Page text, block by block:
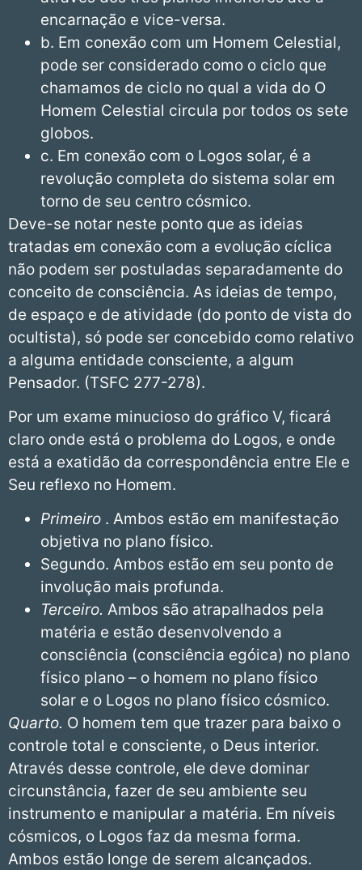
encarnação e vice-versa.
b. Em conexão com um Homem Celestial,
pode ser considerado como o ciclo que
chamamos de ciclo no qual a vida do O
Homem Celestial circula por todos os sete
globos.
c. Em conexão com o Logos solar, é a
revolução completa do sistema solar em
torno de seu centro cósmico.
Deve-se notar neste ponto que as ideias
tratadas em conexão com a evolução cíclica
não podem ser postuladas separadamente do
conceito de consciência. As ideias de tempo,
de espaço e de atividade (do ponto de vista do
ocultista), só pode ser concebido como relativo
a alguma entidade consciente, a algum
Pensador. (TSFC 277-278).
Por um exame minucioso do gráfico V, ficará
claro onde está o problema do Logos, e onde
está a exatidão da correspondência entre Ele e
Seu reflexo no Homem.
Primeiro . Ambos estão em manifestação
objetiva no plano físico.
Segundo. Ambos estão em seu ponto de
involução mais profunda.
Terceiro. Ambos são atrapalhados pela
matéria e estão desenvolvendo a
consciência (consciência egóica) no plano
físico plano – o homem no plano físico
solar e o Logos no plano físico cósmico.
Quarto. O homem tem que trazer para baixo o
controle total e consciente, o Deus interior.
Através desse controle, ele deve dominar
circunstância, fazer de seu ambiente seu
instrumento e manipular a matéria. Em níveis
cósmicos, o Logos faz da mesma forma.
Ambos estão longe de serem alcançados.